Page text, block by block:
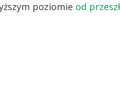
poziomie od